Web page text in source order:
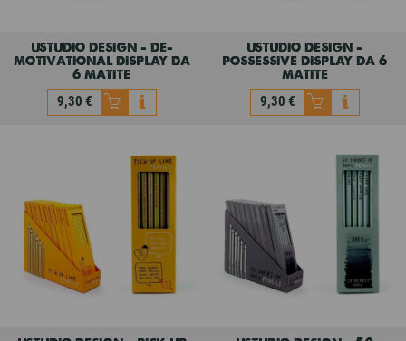
ustudio design - de-
motivational display da
6 matite
9,30 €
motivational display da
9,30 €
ustudio design -
possessive display da 6
matite
9,30 €
possessive display da 6
9,30 €